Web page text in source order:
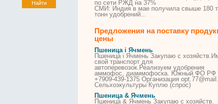
по сети РЖД на 37%
СМИ: Индия в мае получила свыше 180
тонн удобрений...
Предложения на поставку
цены
Пшеница i Ячмень
Пшеница i Ячмень Закупаю с
свой транспорт для
автоперевозок.Реализуем удобрения
аммофос, диаммофоска. Южный ФО РФ
+7909-439-1375 Организация
Сельхозкультуры Куплю (спрос)
Пшеница & Ячмень
Пшеница & Ячмень Закупаю с хозяйств.